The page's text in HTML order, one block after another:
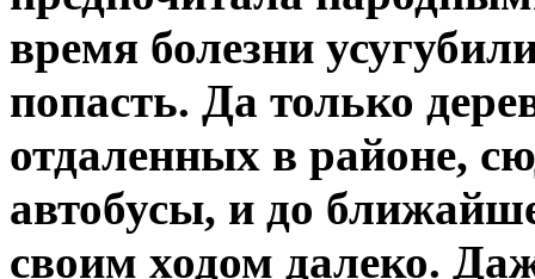
время болезни
попасть. Да только
отдаленных в районе,
автобусы, и до
своим ходом далеко.